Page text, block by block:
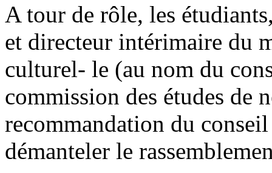
A tour de rôle, les
et directeur intérimaire du
culturel- le (au nom du
commission des études de
recommandation du
démanteler le